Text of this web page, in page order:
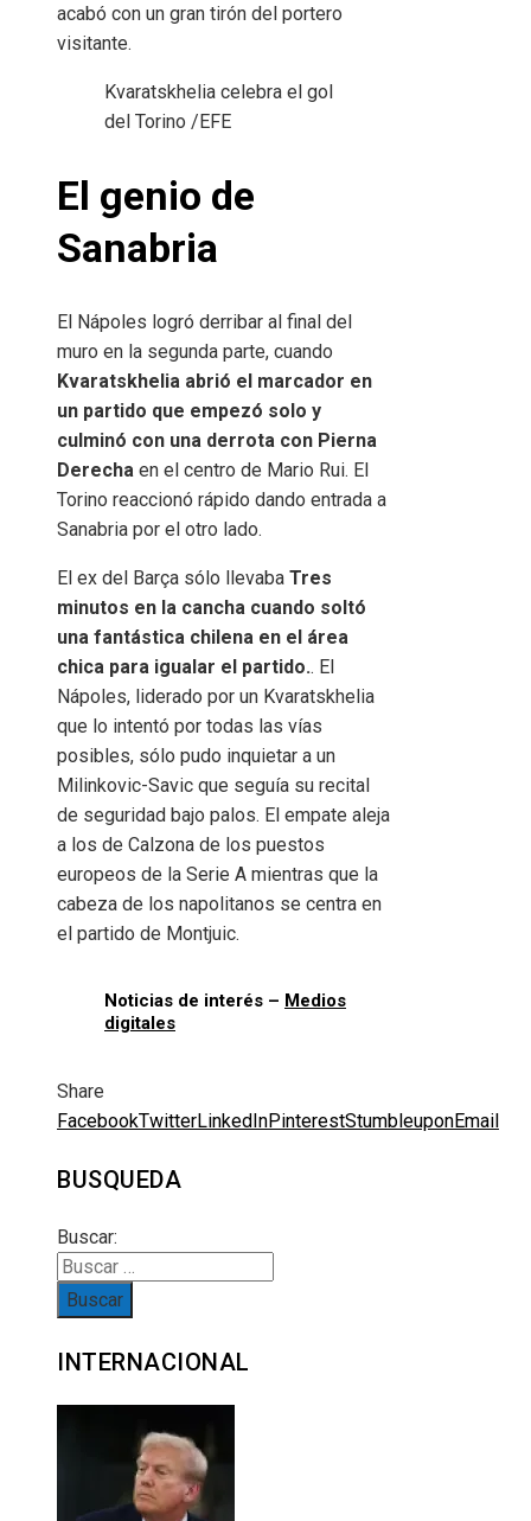
acabó con un gran tirón del portero
visitante.
Kvaratskhelia celebra el gol
del Torino /EFE
El genio de
Sanabria
El Nápoles logró derribar al final del
muro en la segunda parte, cuando
Kvaratskhelia abrió el marcador en
un partido que empezó solo y
culminó con una derrota con Pierna
Derecha en el centro de Mario Rui. El
Torino reaccionó rápido dando entrada a
Sanabria por el otro lado.
El ex del Barça sólo llevaba Tres
minutos en la cancha cuando soltó
una fantástica chilena en el área
chica para igualar el partido.. El
Nápoles, liderado por un Kvaratskhelia
que lo intentó por todas las vías
posibles, sólo pudo inquietar a un
Milinkovic-Savic que seguía su recital
de seguridad bajo palos. El empate aleja
a los de Calzona de los puestos
europeos de la Serie A mientras que la
cabeza de los napolitanos se centra en
el partido de Montjuic.
Noticias de interés – Medios
digitales
Share
FacebookTwitterLinkedInPinterestStumbleuponEmail
BUSQUEDA
Buscar:
INTERNACIONAL